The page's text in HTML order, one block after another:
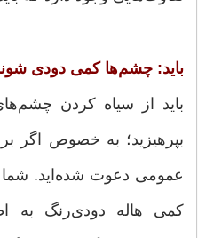
باید: چشم‌ها كمی دودی
باید از سیاه كردن
بپرهیزید؛ به خصوص
عمومی دعوت شده‌اید. شما
كمی هاله دودی‌رنگ به